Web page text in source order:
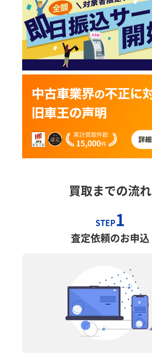
買取までの流れ
STEP1
査定依頼のお申込